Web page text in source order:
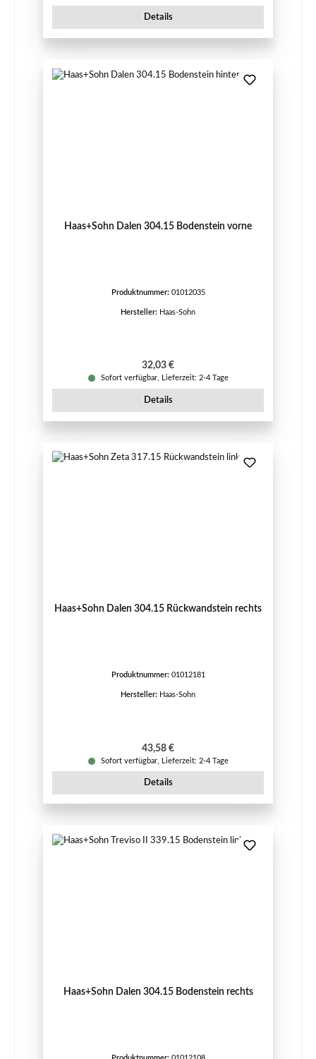
Details
Haas+Sohn Dalen 304.15 Bodenstein vorne
Produktnummer: 01012035
Hersteller: Haas-Sohn
Regulärer Preis:
32,03 €
Sofort verfügbar, Lieferzeit: 2-4 Tage
Details
Haas+Sohn Dalen 304.15 Rückwandstein rechts
Produktnummer: 01012181
Hersteller: Haas-Sohn
Regulärer Preis:
43,58 €
Sofort verfügbar, Lieferzeit: 2-4 Tage
Details
Haas+Sohn Dalen 304.15 Bodenstein rechts